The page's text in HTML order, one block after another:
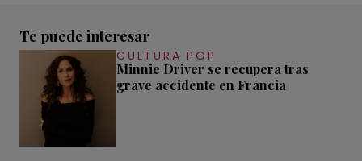
Te puede interesar
CULTURA POP
Minnie Driver se recupera tras
grave accidente en Francia